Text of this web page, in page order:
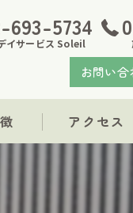
693-5734
イサービス Soleil
お問い合
アクセス